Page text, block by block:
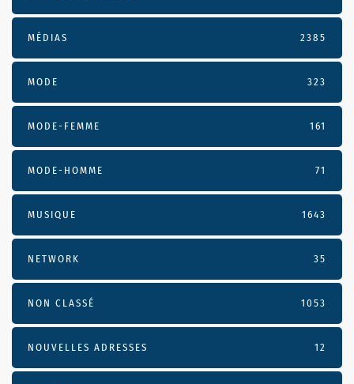
MÉDIAS 2385
MODE 323
MODE-FEMME 161
MODE-HOMME 71
MUSIQUE 1643
NETWORK 35
NON CLASSÉ 1053
NOUVELLES ADRESSES 12